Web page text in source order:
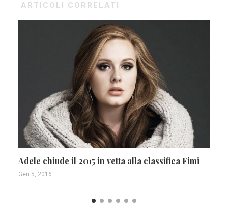
ARTICOLI CORRELATI
Adele chiude il 2015 in vetta alla classifica Fimi
Gen 5, 2016